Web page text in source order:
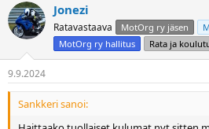
Jonezi
Ratavastaava MotOrg ry jäsen
MotOrg ry hallitus
Rata ja
9.9.2024
Sankkeri sanoi: